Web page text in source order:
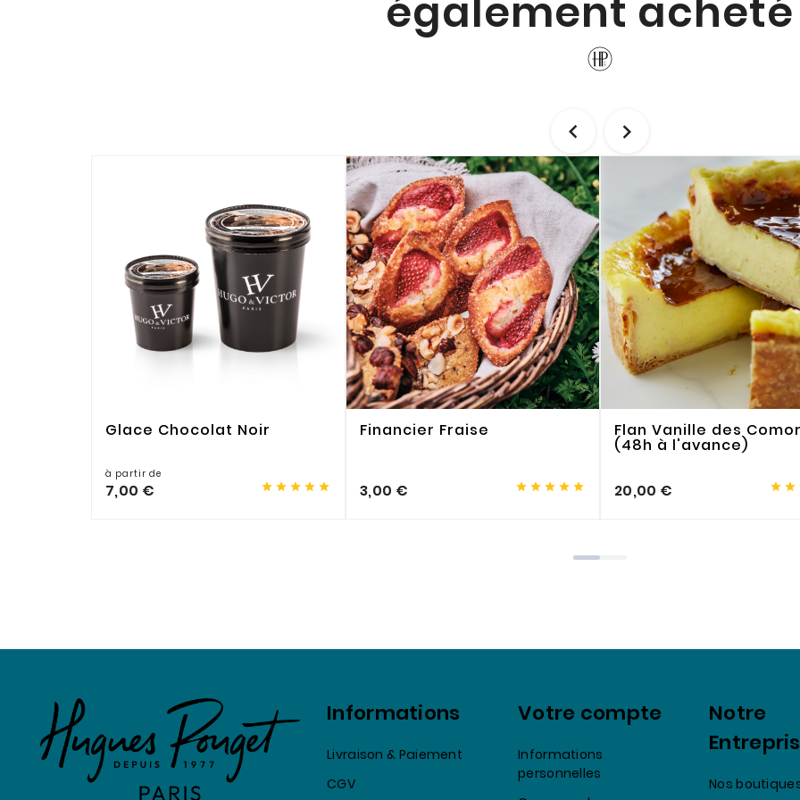
également acheté
 
Glace Chocolat Noir
à partir de
7,00 €     
Financier Fraise
3,00 €     
Flan Vanille des
(48h à l'avance)
20,00 €  
Informations
Livraison & Paiement
CGV
Votre compte
Informations
personnelles
Notre
Nos